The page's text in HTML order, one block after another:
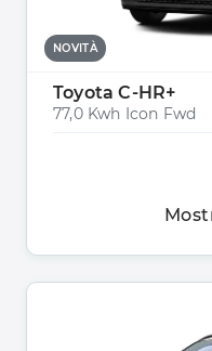
NOVITÀ
Toyota C-HR+
77,0 Kwh Icon Fwd